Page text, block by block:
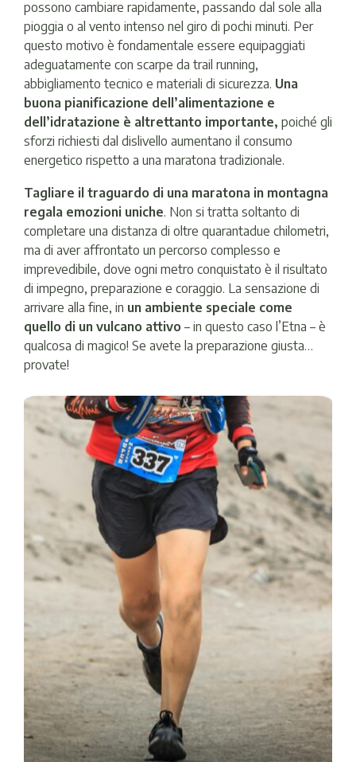
possono cambiare rapidamente, passando dal sole alla
pioggia o al vento intenso nel giro di pochi minuti. Per
questo motivo è fondamentale essere equipaggiati
adeguatamente con scarpe da trail running,
abbigliamento tecnico e materiali di sicurezza. Una
buona pianificazione dell’alimentazione e
dell’idratazione è altrettanto importante, poiché gli
sforzi richiesti dal dislivello aumentano il consumo
energetico rispetto a una maratona tradizionale.
Tagliare il traguardo di una maratona in montagna
regala emozioni uniche. Non si tratta soltanto di
completare una distanza di oltre quarantadue chilometri,
ma di aver affrontato un percorso complesso e
imprevedibile, dove ogni metro conquistato è il risultato
di impegno, preparazione e coraggio. La sensazione di
arrivare alla fine, in un ambiente speciale come
quello di un vulcano attivo – in questo caso l’Etna – è
qualcosa di magico! Se avete la preparazione giusta…
provate!